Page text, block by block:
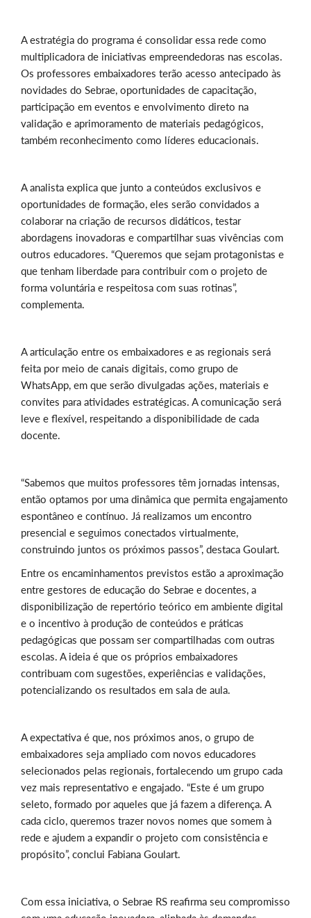
A estratégia do programa é consolidar essa rede como
multiplicadora de iniciativas empreendedoras nas escolas.
Os professores embaixadores terão acesso antecipado às
novidades do Sebrae, oportunidades de capacitação,
participação em eventos e envolvimento direto na
validação e aprimoramento de materiais pedagógicos,
também reconhecimento como líderes educacionais.
A analista explica que junto a conteúdos exclusivos e
oportunidades de formação, eles serão convidados a
colaborar na criação de recursos didáticos, testar
abordagens inovadoras e compartilhar suas vivências com
outros educadores. “Queremos que sejam protagonistas e
que tenham liberdade para contribuir com o projeto de
forma voluntária e respeitosa com suas rotinas”,
complementa.
A articulação entre os embaixadores e as regionais será
feita por meio de canais digitais, como grupo de
WhatsApp, em que serão divulgadas ações, materiais e
convites para atividades estratégicas. A comunicação será
leve e flexível, respeitando a disponibilidade de cada
docente.
“Sabemos que muitos professores têm jornadas intensas,
então optamos por uma dinâmica que permita engajamento
espontâneo e contínuo. Já realizamos um encontro
presencial e seguimos conectados virtualmente,
construindo juntos os próximos passos”, destaca Goulart.
Entre os encaminhamentos previstos estão a aproximação
entre gestores de educação do Sebrae e docentes, a
disponibilização de repertório teórico em ambiente digital
e o incentivo à produção de conteúdos e práticas
pedagógicas que possam ser compartilhadas com outras
escolas. A ideia é que os próprios embaixadores
contribuam com sugestões, experiências e validações,
potencializando os resultados em sala de aula.
A expectativa é que, nos próximos anos, o grupo de
embaixadores seja ampliado com novos educadores
selecionados pelas regionais, fortalecendo um grupo cada
vez mais representativo e engajado. “Este é um grupo
seleto, formado por aqueles que já fazem a diferença. A
cada ciclo, queremos trazer novos nomes que somem à
rede e ajudem a expandir o projeto com consistência e
propósito”, conclui Fabiana Goulart.
Com essa iniciativa, o Sebrae RS reafirma seu compromisso